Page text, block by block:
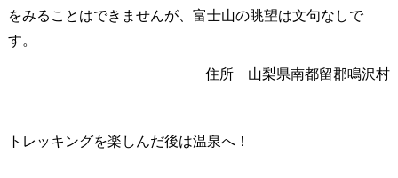
をみることはできませんが、富士山の眺望は文句なしで
す。
住所 山梨県南都留郡鳴沢村
トレッキングを楽しんだ後は温泉へ！